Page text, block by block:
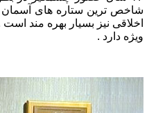
شاخص ترین ستاره های آسمان
اخلاقی نیز بسیار بهره مند
ویژه دارد .